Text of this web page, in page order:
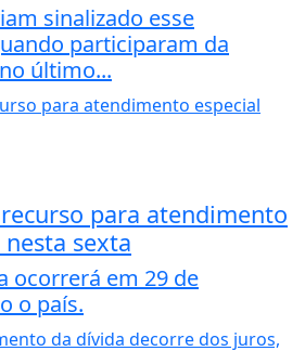
sinalizado esse
participaram da
último...
para atendimento
sexta
ocorrerá em 29 de
o país.